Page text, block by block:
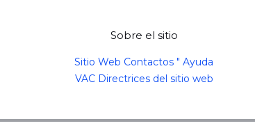
Sobre el sitio
Sitio Web Contactos " Ayuda
VAC Directrices del sitio web